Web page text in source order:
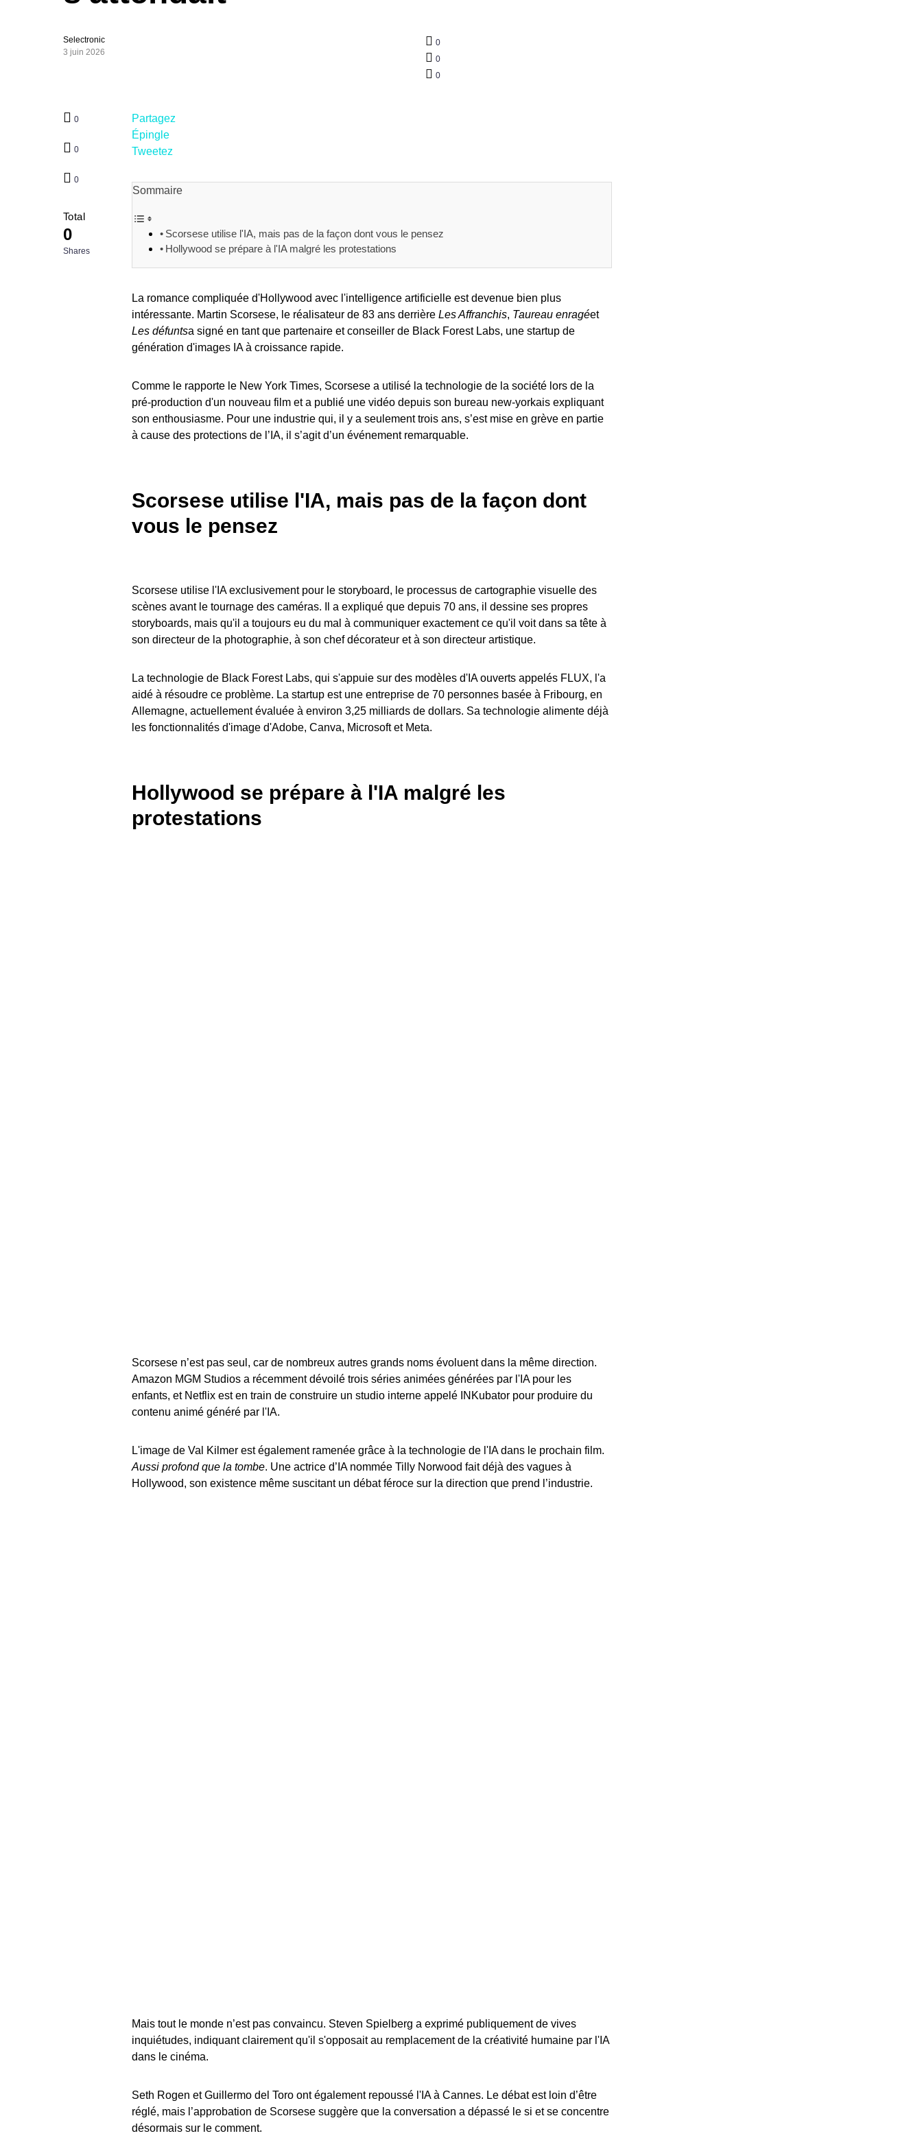
Selectronic
3 juin 2026
0
0
0
Total
0
Shares
0
0
0
Partagez
Épingle
Tweetez
Sommaire
Scorsese utilise l'IA, mais pas de la façon dont vous le pensez
Hollywood se prépare à l'IA malgré les protestations
La romance compliquée d'Hollywood avec l'intelligence artificielle est devenue bien plus
intéressante. Martin Scorsese, le réalisateur de 83 ans derrière Les Affranchis, Taureau enragéet
Les défuntsa signé en tant que partenaire et conseiller de Black Forest Labs, une startup de
génération d'images IA à croissance rapide.
Comme le rapporte le New York Times, Scorsese a utilisé la technologie de la société lors de la
pré-production d'un nouveau film et a publié une vidéo depuis son bureau new-yorkais expliquant
son enthousiasme. Pour une industrie qui, il y a seulement trois ans, s’est mise en grève en partie
à cause des protections de l’IA, il s’agit d’un événement remarquable.
Scorsese utilise l'IA, mais pas de la façon dont
vous le pensez
Scorsese utilise l'IA exclusivement pour le storyboard, le processus de cartographie visuelle des
scènes avant le tournage des caméras. Il a expliqué que depuis 70 ans, il dessine ses propres
storyboards, mais qu'il a toujours eu du mal à communiquer exactement ce qu'il voit dans sa tête à
son directeur de la photographie, à son chef décorateur et à son directeur artistique.
La technologie de Black Forest Labs, qui s'appuie sur des modèles d'IA ouverts appelés FLUX, l'a
aidé à résoudre ce problème. La startup est une entreprise de 70 personnes basée à Fribourg, en
Allemagne, actuellement évaluée à environ 3,25 milliards de dollars. Sa technologie alimente déjà
les fonctionnalités d'image d'Adobe, Canva, Microsoft et Meta.
Hollywood se prépare à l'IA malgré les
protestations
Scorsese n’est pas seul, car de nombreux autres grands noms évoluent dans la même direction.
Amazon MGM Studios a récemment dévoilé trois séries animées générées par l'IA pour les
enfants, et Netflix est en train de construire un studio interne appelé INKubator pour produire du
contenu animé généré par l'IA.
L'image de Val Kilmer est également ramenée grâce à la technologie de l'IA dans le prochain film.
Aussi profond que la tombe. Une actrice d’IA nommée Tilly Norwood fait déjà des vagues à
Hollywood, son existence même suscitant un débat féroce sur la direction que prend l’industrie.
Mais tout le monde n’est pas convaincu. Steven Spielberg a exprimé publiquement de vives
inquiétudes, indiquant clairement qu'il s'opposait au remplacement de la créativité humaine par l'IA
dans le cinéma.
Seth Rogen et Guillermo del Toro ont également repoussé l'IA à Cannes. Le débat est loin d’être
réglé, mais l’approbation de Scorsese suggère que la conversation a dépassé le si et se concentre
désormais sur le comment.